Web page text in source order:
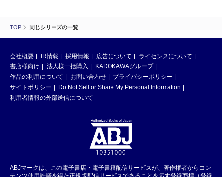
TOP 同じシリーズの一覧
会社概要 IR情報 採用情報 広告について
ライセンスについて
書店様向け
法人様一括購入
KADOKAWAグループ
作品の利用について
お問い合わせ
プライバシーポリシー
サイトポリシー
Do Not Sell or Share My Personal Information
利用者情報の外部送信について
ABJマークは、この電子書店・電子書籍配信サービスが、著作権者からコン